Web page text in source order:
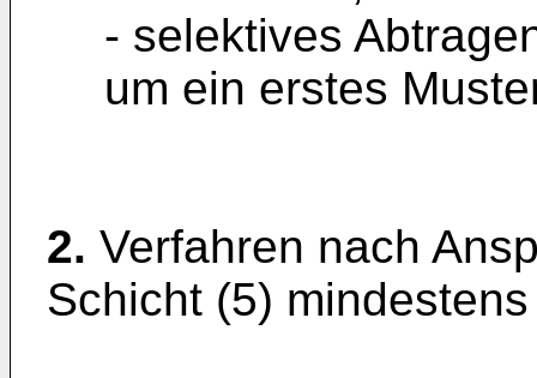
- selektives
um ein erstes
2. Verfahren nach
Schicht (5)